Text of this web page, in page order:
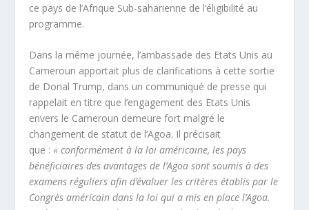
ce pays de l’Afrique Sub-saharienne de l’éligibilité au
programme.
Dans la même journée, l’ambassade des Etats Unis au
Cameroun apportait plus de clarifications à cette sortie
de Donal Trump, dans un communiqué de presse qui
rappelait en titre que l’engagement des Etats Unis
envers le Cameroun demeure fort malgré le
changement de statut de l’Agoa. Il précisait
que :« conformément à la loi américaine, les pays
bénéficiaires des avantages de l’Agoa sont soumis à des
examens réguliers afin d’évaluer les critères établis par le
Congrès américain dans la loi qui a mis en place l’Agoa.